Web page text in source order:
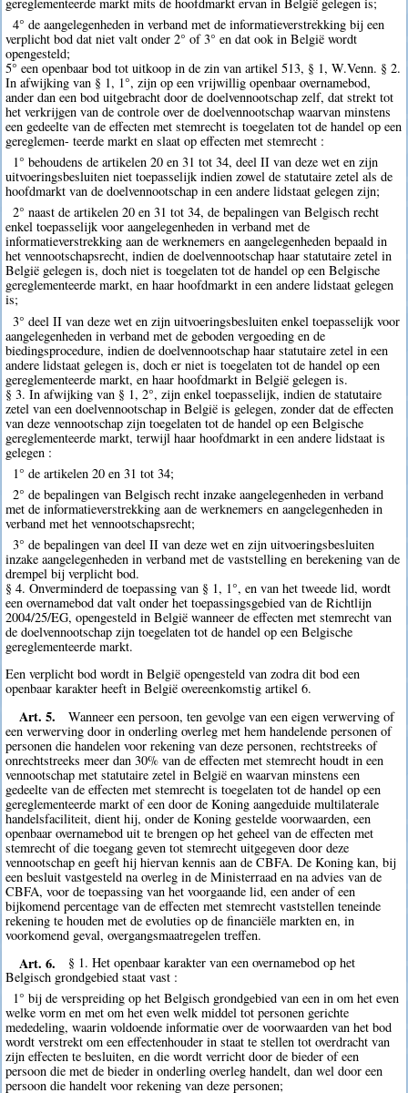
4° de aangelegenheden in verband met de informatieverstrekking bij een
verplicht bod dat niet valt onder 2° of 3° en dat ook in België wordt
opengesteld;
5° een openbaar bod tot uitkoop in de zin van artikel 513, § 1, W.Venn. § 2.
In afwijking van § 1, 1°, zijn op een vrijwillig openbaar overnamebod,
ander dan een bod uitgebracht door de doelvennootschap zelf, dat strekt tot
het verkrijgen van de controle over de doelvennootschap waarvan minstens
een gedeelte van de effecten met stemrecht is toegelaten tot de handel op een
gereglemen- teerde markt en slaat op effecten met stemrecht :
1° behoudens de artikelen 20 en 31 tot 34, deel II van deze wet en zijn
uitvoeringsbesluiten niet toepasselijk indien zowel de statutaire zetel als de
hoofdmarkt van de doelvennootschap in een andere lidstaat gelegen zijn;
2° naast de artikelen 20 en 31 tot 34, de bepalingen van Belgisch recht
enkel toepasselijk voor aangelegenheden in verband met de
informatieverstrekking aan de werknemers en aangelegenheden bepaald in
het vennootschapsrecht, indien de doelvennootschap haar statutaire zetel in
België gelegen is, doch niet is toegelaten tot de handel op een Belgische
gereglementeerde markt, en haar hoofdmarkt in een andere lidstaat gelegen
is;
3° deel II van deze wet en zijn uitvoeringsbesluiten enkel toepasselijk voor
aangelegenheden in verband met de geboden vergoeding en de
biedingsprocedure, indien de doelvennootschap haar statutaire zetel in een
andere lidstaat gelegen is, doch er niet is toegelaten tot de handel op een
gereglementeerde markt, en haar hoofdmarkt in België gelegen is.
§ 3. In afwijking van § 1, 2°, zijn enkel toepasselijk, indien de statutaire
zetel van een doelvennootschap in België is gelegen, zonder dat de effecten
van deze vennootschap zijn toegelaten tot de handel op een Belgische
gereglementeerde markt, terwijl haar hoofdmarkt in een andere lidstaat is
gelegen :
1° de artikelen 20 en 31 tot 34;
2° de bepalingen van Belgisch recht inzake aangelegenheden in verband
met de informatieverstrekking aan de werknemers en aangelegenheden in
verband met het vennootschapsrecht;
3° de bepalingen van deel II van deze wet en zijn uitvoeringsbesluiten
inzake aangelegenheden in verband met de vaststelling en berekening van de
drempel bij verplicht bod.
§ 4. Onverminderd de toepassing van § 1, 1°, en van het tweede lid, wordt
een overnamebod dat valt onder het toepassingsgebied van de Richtlijn
2004/25/EG, opengesteld in België wanneer de effecten met stemrecht van
de doelvennootschap zijn toegelaten tot de handel op een Belgische
gereglementeerde markt.
Een verplicht bod wordt in België opengesteld van zodra dit bod een
openbaar karakter heeft in België overeenkomstig artikel 6.
Art. 5.
Wanneer een persoon, ten gevolge van een eigen verwerving of
een verwerving door in onderling overleg met hem handelende personen of
personen die handelen voor rekening van deze personen, rechtstreeks of
onrechtstreeks meer dan 30% van de effecten met stemrecht houdt in een
vennootschap met statutaire zetel in België en waarvan minstens een
gedeelte van de effecten met stemrecht is toegelaten tot de handel op een
gereglementeerde markt of een door de Koning aangeduide multilaterale
handelsfaciliteit, dient hij, onder de Koning gestelde voorwaarden, een
openbaar overnamebod uit te brengen op het geheel van de effecten met
stemrecht of die toegang geven tot stemrecht uitgegeven door deze
vennootschap en geeft hij hiervan kennis aan de CBFA. De Koning kan, bij
een besluit vastgesteld na overleg in de Ministerraad en na advies van de
CBFA, voor de toepassing van het voorgaande lid, een ander of een
bijkomend percentage van de effecten met stemrecht vaststellen teneinde
rekening te houden met de evoluties op de financiële markten en, in
voorkomend geval, overgangsmaatregelen treffen.
Art. 6.
§ 1. Het openbaar karakter van een overnamebod op het
Belgisch grondgebied staat vast :
1° bij de verspreiding op het Belgisch grondgebied van een in om het even
welke vorm en met om het even welk middel tot personen gerichte
mededeling, waarin voldoende informatie over de voorwaarden van het bod
wordt verstrekt om een effectenhouder in staat te stellen tot overdracht van
zijn effecten te besluiten, en die wordt verricht door de bieder of een
persoon die met de bieder in onderling overleg handelt, dan wel door een
persoon die handelt voor rekening van deze personen;